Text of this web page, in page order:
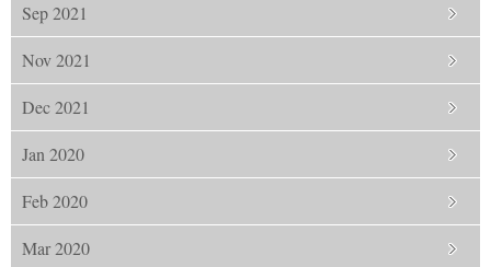
Sep 2021
Nov 2021
Dec 2021
Jan 2020
Feb 2020
Mar 2020